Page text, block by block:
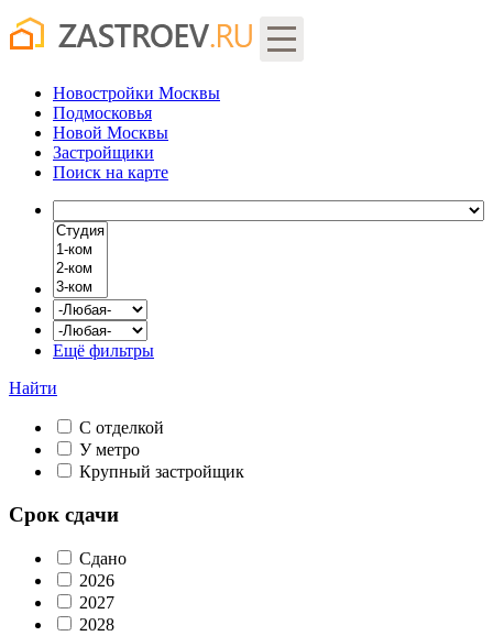
Новостройки Москвы
Подмосковья
Новой Москвы
Застройщики
Поиск на карте
Ещё фильтры
Найти
С отделкой
У метро
Крупный застройщик
Срок сдачи
Сдано
2026
2027
2028